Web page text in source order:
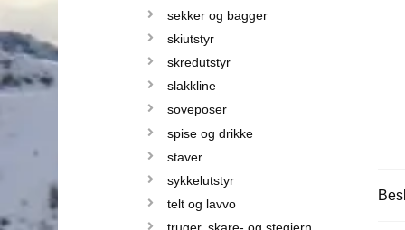
sekker og bagger
skiutstyr
skredutstyr
slakkline
soveposer
spise og drikke
staver
sykkelutstyr
telt og lavvo